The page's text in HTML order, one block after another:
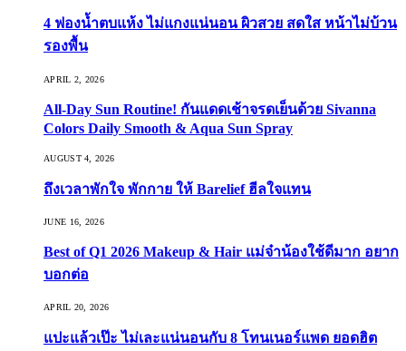
4 ฟองน้ำตบแห้ง ไม่แกงแน่นอน ผิวสวย สดใส หน้าไม่บ้วน
รองพื้น
APRIL 2, 2026
All-Day Sun Routine! กันแดดเช้าจรดเย็นด้วย Sivanna
Colors Daily Smooth & Aqua Sun Spray
AUGUST 4, 2026
ถึงเวลาพักใจ พักกาย ให้ Barelief ฮีลใจแทน
JUNE 16, 2026
Best of Q1 2026 Makeup & Hair แม่จ๋าน้องใช้ดีมาก อยาก
บอกต่อ
APRIL 20, 2026
แปะแล้วเป๊ะ ไม่เละแน่นอนกับ 8 โทนเนอร์แพด ยอดฮิต